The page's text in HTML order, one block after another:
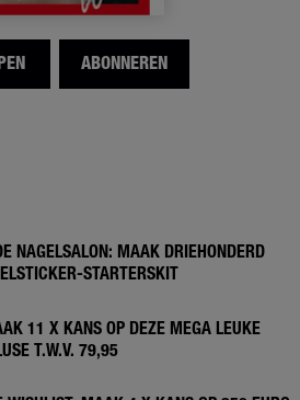
ABONNEREN
NAGELSALON: MAAK DRIEHONDERD
STARTERSKIT
11 X KANS OP DEZE MEGA LEUKE
T.W.V. 79,95